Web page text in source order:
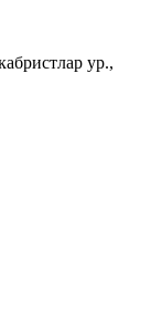
ур.,